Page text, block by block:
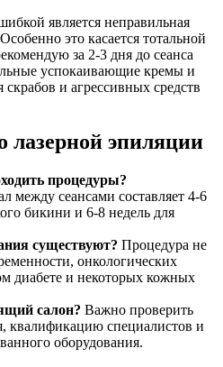
является неправильная
это касается тотальной
за 2-3 дня до сеанса
успокаивающие кремы и
скрабов и агрессивных средств
лазерной эпиляции
процедуры?
между сеансами составляет 4-6
бикини и 6-8 недель для
существуют? Процедура не
онкологических
диабете и некоторых кожных
салон? Важно проверить
квалификацию специалистов и
оборудования.